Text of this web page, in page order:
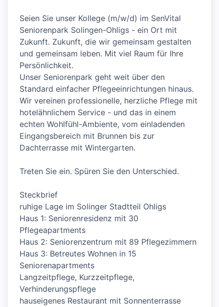
Seien Sie unser Kollege (m/w/d) im SenVital
Seniorenpark Solingen-Ohligs - ein Ort mit
Zukunft. Zukunft, die wir gemeinsam gestalten
und gemeinsam leben. Mit viel Raum für Ihre
Persönlichkeit.
Unser Seniorenpark geht weit über den
Standard einfacher Pflegeeinrichtungen hinaus.
Wir vereinen professionelle, herzliche Pflege mit
hotelähnlichem Service - und das in einem
echten Wohlfühl-Ambiente, vom einladenden
Eingangsbereich mit Brunnen bis zur
Dachterrasse mit Wintergarten.
Treten Sie ein. Spüren Sie den Unterschied.
Steckbrief
ruhige Lage im Solinger Stadtteil Ohligs
Haus 1: Seniorenresidenz mit 30
Pflegeapartments
Haus 2: Seniorenzentrum mit 89 Pflegezimmern
Haus 3: Betreutes Wohnen in 15
Seniorenapartments
Langzeitpflege, Kurzzeitpflege,
Verhinderungspflege
hauseigenes Restaurant mit Sonnenterrasse